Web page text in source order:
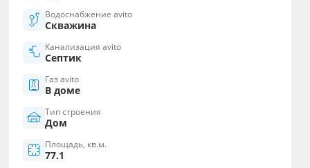
Водоснабжение avito
Скважина
Канализация avito
Септик
Газ avito
В доме
Тип строения
Дом
Площадь, кв.м.
77.1